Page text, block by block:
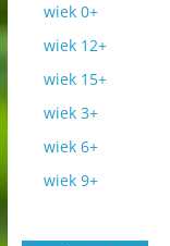
wiek 0+
wiek 12+
wiek 15+
wiek 3+
wiek 6+
wiek 9+